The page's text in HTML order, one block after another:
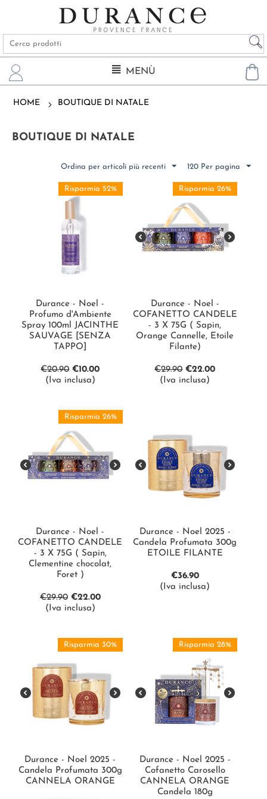
MENÙ
HOME BOUTIQUE DI NATALE
BOUTIQUE DI NATALE
Ordina per articoli più recenti 120 Per pagina
Risparmia 52%
Durance - Noel -
Profumo d'Ambiente
Spray 100ml JACINTHE
SAUVAGE [SENZA
TAPPO]
€20.90 €10.00
(Iva inclusa)
Risparmia 26%
Durance - Noel -
COFANETTO CANDELE
- 3 X 75G ( Sapin,
Orange Cannelle, Etoile
Filante)
€29.90 €22.00
(Iva inclusa)
Risparmia 26%
Durance - Noel -
COFANETTO CANDELE
- 3 X 75G ( Sapin,
Clementine chocolat,
Foret )
€29.90 €22.00
(Iva inclusa)
Durance - Noel 2025 -
Candela Profumata 300g
ETOILE FILANTE
€36.90
(Iva inclusa)
Risparmia 30%
Durance - Noel 2025 -
Candela Profumata 300g
CANNELA ORANGE
Risparmia 28%
Durance - Noel 2025 -
Cofanetto Carosello
CANNELA ORANGE
Candela 180g